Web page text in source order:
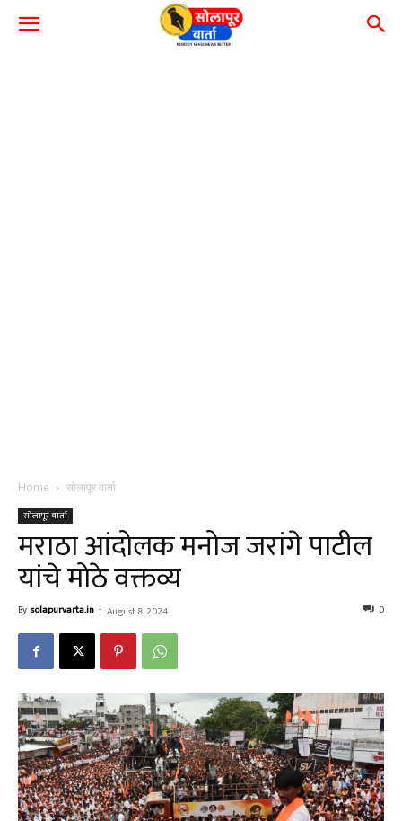
Home सोलापूर वार्ता
सोलापूर वार्ता
मराठा आंदोलक मनोज जरांगे पाटील
यांचे मोठे वक्तव्य
By solapurvarta.in - August 8, 2024 0